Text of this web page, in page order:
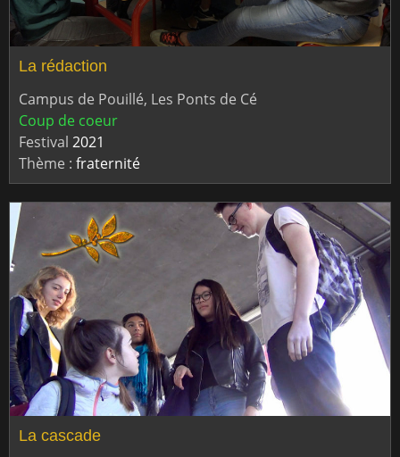
La rédaction
Campus de Pouillé, Les Ponts de Cé
Coup de coeur
Festival 2021
Thème : fraternité
La cascade